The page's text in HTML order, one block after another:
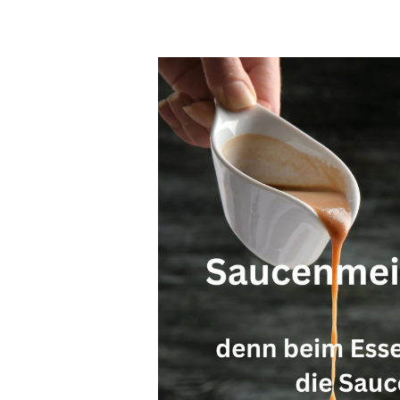
Bildergalerie überspringen